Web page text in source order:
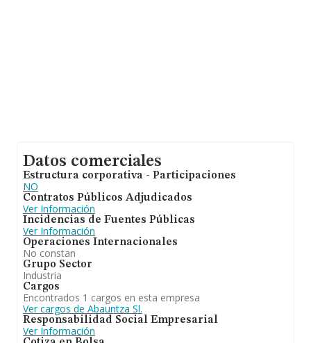
Datos comerciales
Estructura corporativa - Participaciones
NO
Contratos Públicos Adjudicados
Ver Información
Incidencias de Fuentes Públicas
Ver Información
Operaciones Internacionales
No constan
Grupo Sector
Industria
Cargos
Encontrados 1 cargos en esta empresa
Ver cargos de Abauntza Sl.
Responsabilidad Social Empresarial
Ver Información